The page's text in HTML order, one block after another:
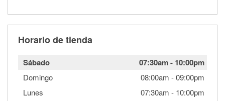
Horario de tienda
Sábado 07:30am- 10:00pm
Domingo 08:00am -09:00pm
Lunes
07:30am - 10:00pm